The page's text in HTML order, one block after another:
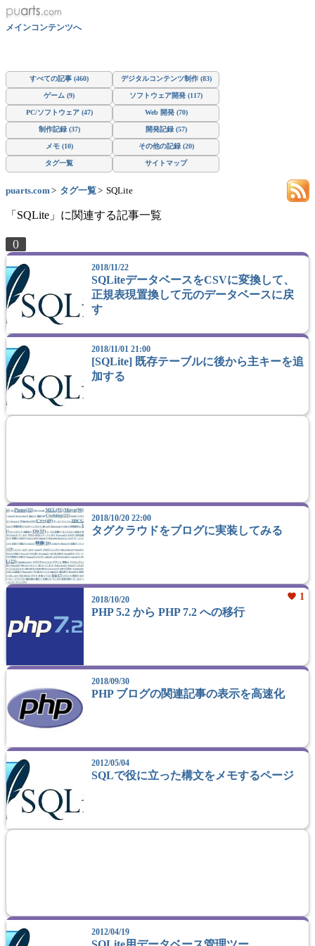
メインコンテンツへ
すべての記事 (460) デジタルコンテンツ制作 (83)
ゲーム (9) ソフトウェア開発 (117)
PC/ソフトウェア (47) Web 開発 (70)
制作記録 (37) 開発記録 (57)
メモ (10) その他の記録 (20)
タグ一覧 サイトマップ
puarts.com タグ一覧 SQLite
「SQLite」に関連する記事一覧
0
2018/11/22
SQLiteデータベースをCSVに変換して、
正規表現置換して元のデータベースに戻
す
2018/11/01 21:00
[SQLite] 既存テーブルに後から主キーを追
加する
2018/10/20 22:00
タグクラウドをブログに実装してみる
2018/10/20 favorite 1
PHP 5.2 から PHP 7.2 への移行
2018/09/30
PHP ブログの関連記事の表示を高速化
2012/05/04
SQLで役に立った構文をメモするページ
2012/04/19